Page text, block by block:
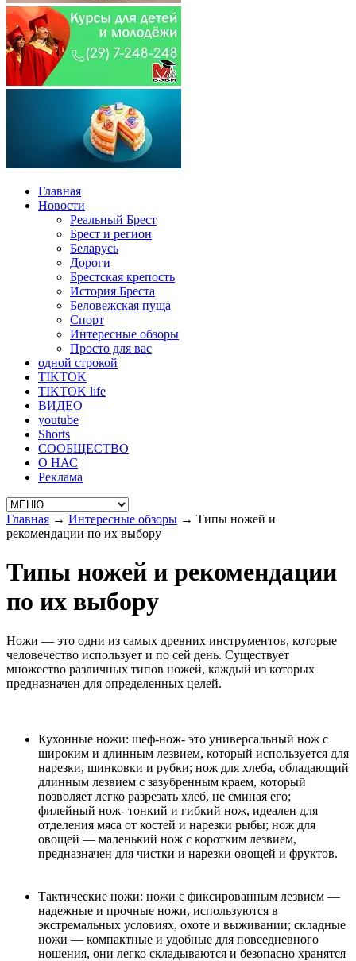
Главная
Новости
Реальный Брест
Брест и регион
Беларусь
Дороги
Брестская крепость
История Бреста
Беловежская пуща
Спорт
Интересные обзоры
Просто для вас
одной строкой
TIKTOK
TIKTOK life
ВИДЕО
youtube
Shorts
СООБЩЕСТВО
О НАС
Реклама
Главная → Интересные обзоры → Типы ножей и
рекомендации по их выбору
Типы ножей и рекомендации
по их выбору
Ножи — это одни из самых древних инструментов, которые
человечество использует и по сей день. Существует
множество различных типов ножей, каждый из которых
предназначен для определенных целей.
Кухонные ножи: шеф-нож- это универсальный нож с
широким и длинным лезвием, который используется для
нарезки, шинковки и рубки; нож для хлеба, обладающий
длинным лезвием с зазубренным краем, который
позволяет легко разрезать хлеб, не сминая его;
филейный нож- тонкий и гибкий нож, идеален для
отделения мяса от костей и нарезки рыбы; нож для
овощей — маленький нож с коротким лезвием,
предназначен для чистки и нарезки овощей и фруктов.
Тактические ножи: ножи с фиксированным лезвием —
надежные и прочные ножи, используются в
экстремальных условиях, охоте и выживании; складные
ножи — компактные и удобные для повседневного
ношения, они легко складываются и безопасно хранятся